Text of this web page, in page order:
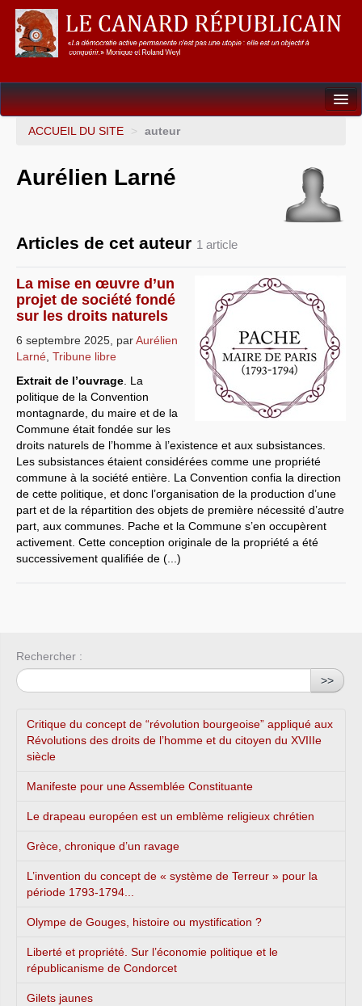
Dossiers
International
Résistances
L’Empire américain
Systèmes & société sous contrôle
Nouvelles de l’antirépublique
Crises "Covid-19 & H1N1"
Guerre en Ukraine
ACCUEIL DU SITE > auteur
Aurélien Larné
Articles de cet auteur 1 article
La mise en œuvre d’un
projet de société fondé
sur les droits naturels
6 septembre 2025 parAurélien
Larné Tribune libre
Extrait de l’ouvrage . La
politique de la Convention
montagnarde, du maire et de la
Commune était fondée sur les
droits naturels de l’homme à l’existence et aux subsistances.
Les subsistances étaient considérées comme une propriété
commune à la société entière. La Convention confia la direction
de cette politique, et donc l’organisation de la production d’une
part et de la répartition des objets de première nécessité d’autre
part, aux communes. Pache et la Commune s’en occupèrent
activement. Cette conception originale de la propriété a été
successivement qualifiée de (...)
Rechercher :
>>
Critique du concept de “révolution bourgeoise” appliqué aux
Révolutions des droits de l’homme et du citoyen du XVIIIe
siècle
Manifeste pour une Assemblée Constituante
Le drapeau européen est un emblème religieux chrétien
Grèce, chronique d’un ravage
L’invention du concept de « système de Terreur » pour la
période 1793-1794...
Olympe de Gouges, histoire ou mystification ?
Liberté et propriété. Sur l’économie politique et le
républicanisme de Condorcet
Gilets jaunes